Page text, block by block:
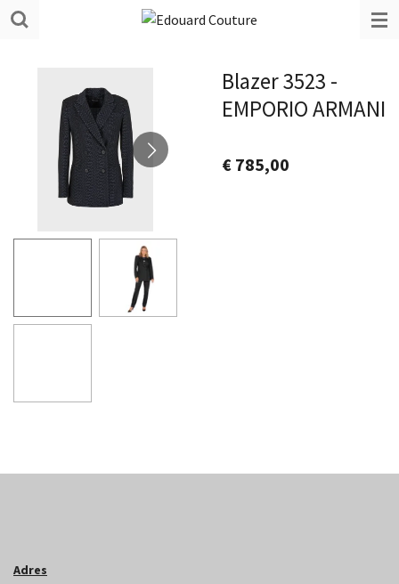
Ga
hoofdinhoud
Blazer 3523 -
EMPORIO ARMANI
€ 785,00
Adres